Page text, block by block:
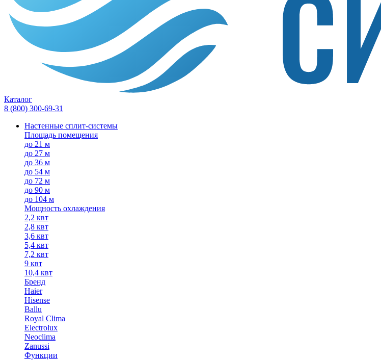
Каталог
8 (800) 300-69-31
Настенные сплит-системы
Площадь помещения
до 21 м
до 27 м
до 36 м
до 54 м
до 72 м
до 90 м
до 104 м
Мощность охлаждения
2,2 квт
2,8 квт
3,6 квт
5,4 квт
7,2 квт
9 квт
10,4 квт
Бренд
Haier
Hisense
Ballu
Royal Clima
Electrolux
Neoclima
Zanussi
Функции